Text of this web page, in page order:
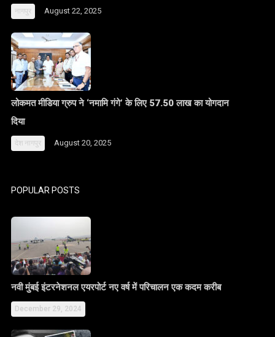
नागपुर August 22, 2025
लोकमत मीडिया ग्रुप ने ‘नमामि गंगे’ के लिए 57.50 लाख का योगदान
दिया
देश नागपुर August 20, 2025
POPULAR POSTS
नवी मुंबई इंटरनेशनल एयरपोर्ट नए वर्ष में परिचालन एक कदम करीब
December 29, 2024